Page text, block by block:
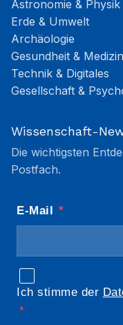
Astronomie & Physik
Erde & Umwelt
Archäologie
Gesundheit & Medizin
Technik & Digitales
Gesellschaft &
Wissenschaft-
Die wichtigsten
Postfach.